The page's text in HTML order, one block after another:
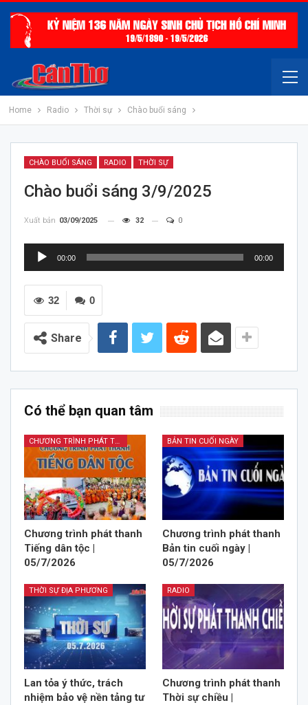
Home Radio Thời sự Chào buổi sáng
CHÀO BUỔI SÁNG RADIO THỜI SỰ
Chào buổi sáng 3/9/2025
Xuất bản 03/09/2025 32 0
Trình
Audio
00:00 00:00
0
32
Share
Có thể bạn quan tâm
CHƯƠNG TRÌNH PHÁT THANH TIẾNG DÂN TỘC
Chương trình phát thanh
Tiếng dân tộc |
05/7/2026
BẢN TIN CUỐI NGÀY
Chương trình phát thanh
Bản tin cuối ngày |
05/7/2026
THỜI SỰ ĐỊA PHƯƠNG
Lan tỏa ý thức, trách
nhiệm bảo vệ nền tảng tư
RADIO
Chương trình phát thanh
Thời sự chiều |